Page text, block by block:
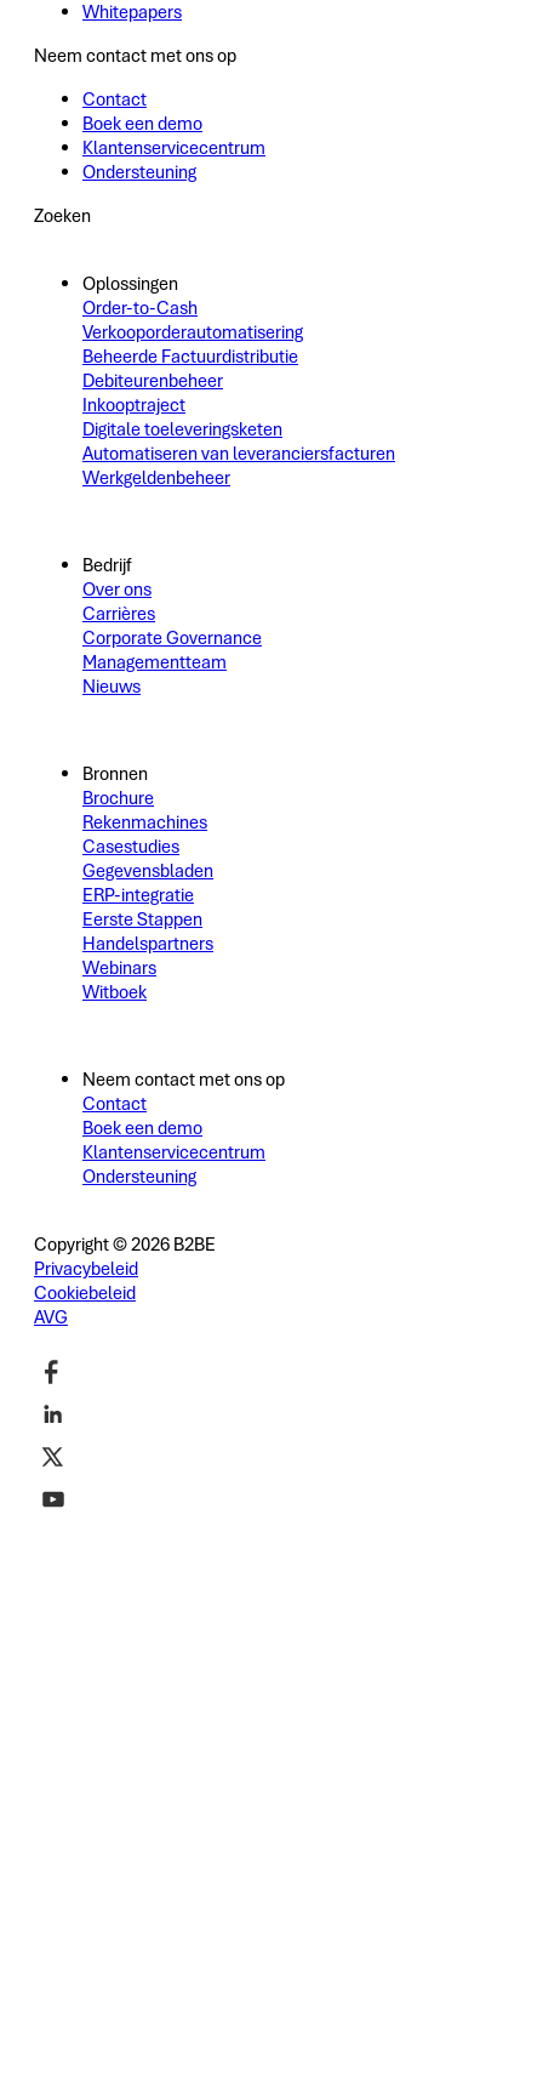
Whitepapers
Neem contact met ons op
Contact
Boek een demo
Klantenservicecentrum
Ondersteuning
Zoeken
Oplossingen
Order-to-Cash
Verkooporderautomatisering
Beheerde Factuurdistributie
Debiteurenbeheer
Inkooptraject
Digitale toeleveringsketen
Automatiseren van leveranciersfacturen
Werkgeldenbeheer
Bedrijf
Over ons
Carrières
Corporate Governance
Managementteam
Nieuws
Bronnen
Brochure
Rekenmachines
Casestudies
Gegevensbladen
ERP-integratie
Eerste Stappen
Handelspartners
Webinars
Witboek
Neem contact met ons op
Contact
Boek een demo
Klantenservicecentrum
Ondersteuning
Copyright © 2026 B2BE
Privacybeleid
Cookiebeleid
AVG